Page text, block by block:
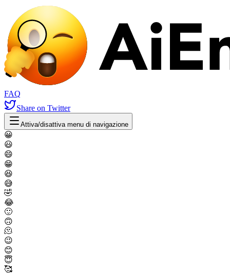
FAQ
Share on Twitter
Attiva/disattiva menu di navigazione
😀
😃
😄
😁
😆
😅
🤣
😂
🙂
🙃
🫠
😉
😊
😇
🥰